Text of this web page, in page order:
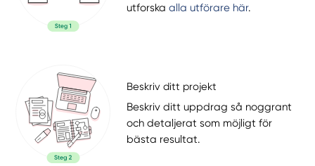
utforskaalla utförare här.
Beskriv ditt projekt
Beskriv ditt uppdrag så noggrant
och detaljerat som möjligt för
bästa resultat.